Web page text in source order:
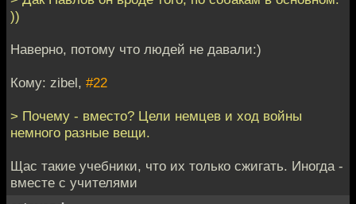
))
Наверно, потому что людей не давали:)
Кому: zibel, #22
> Почему - вместо? Цели немцев и ход войны
немного разные вещи.
Щас такие учебники, что их только сжигать. Иногда -
вместе с учителями